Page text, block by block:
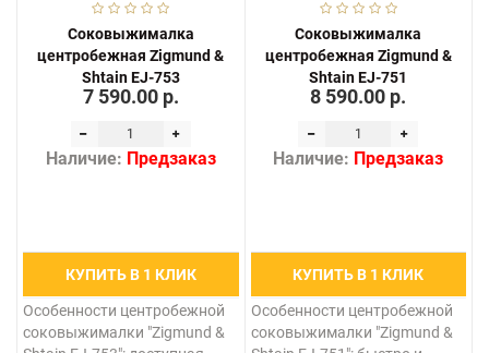
Соковыжималка
центробежная Zigmund &
Shtain EJ-753
7 590.00 р.
Наличие: Предзаказ
КУПИТЬ В 1 КЛИК
Особенности центробежной
соковыжималки "Zigmund &
Соковыжималка
центробежная Zigmund &
Shtain EJ-751
8 590.00 р.
Наличие: Предзаказ
КУПИТЬ В 1 КЛИК
Особенности центробежной
соковыжималки "Zigmund &